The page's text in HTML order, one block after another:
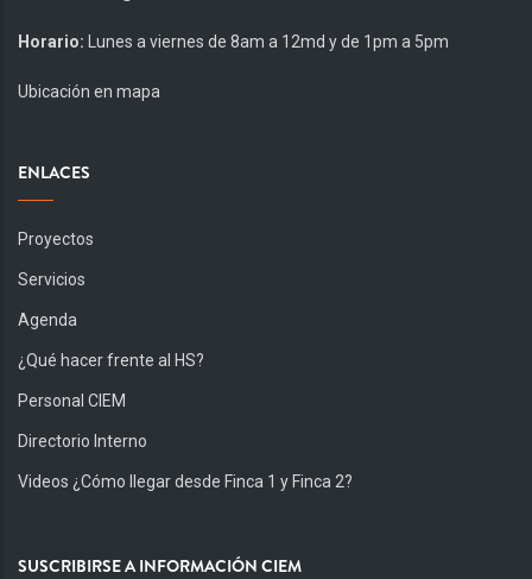
Horario: Lunes a viernes de 8am a 12md y de 1pm a 5pm
Ubicación en mapa
ENLACES
Proyectos
Servicios
Agenda
¿Qué hacer frente al HS?
Personal CIEM
Directorio Interno
Videos ¿Cómo llegar desde Finca 1 y Finca 2?
SUSCRIBIRSE A INFORMACIÓN CIEM